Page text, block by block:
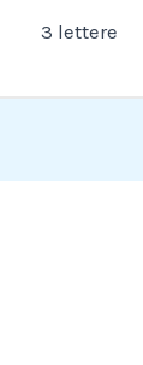
3 lettere